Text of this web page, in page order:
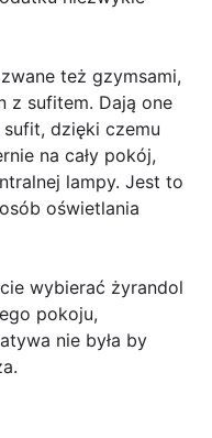
też gzymsami,
z sufitem. Dają one
dzięki czemu
na cały pokój,
lampy. Jest to
oświetlania
wybierać żyrandol
pokoju,
nie była by